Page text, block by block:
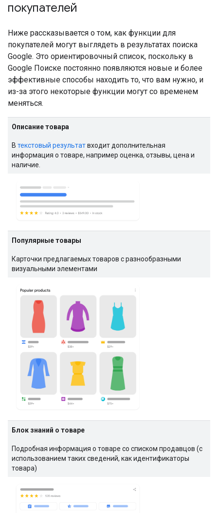
покупателей
Ниже рассказывается о том, как функции для
покупателей могут выглядеть в результатах поиска
Google. Это ориентировочный список, поскольку в
Google Поиске постоянно появляются новые и более
эффективные способы находить то, что вам нужно, и
из-за этого некоторые функции могут со временем
меняться.
Описание товара
В текстовый результатвходит дополнительная
информация о товаре, например оценка, отзывы, цена и
наличие.
Популярные товары
Карточки предлагаемых товаров с разнообразными
визуальными элементами
Блок знаний о товаре
Подробная информация о товаре со списком продавцов (с
использованием таких сведений, как идентификаторы
товара)